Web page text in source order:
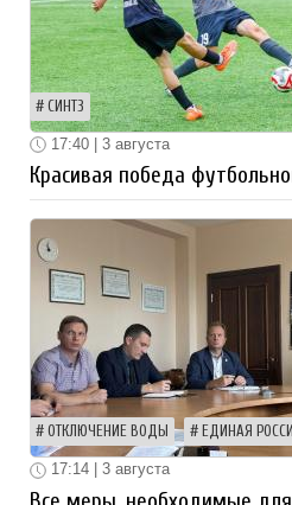
СИНТЗ
17:40 | 3 августа
Красивая победа
ОТКЛЮЧЕНИЕ ВОДЫ ЕДИНАЯ
17:14 | 3 августа